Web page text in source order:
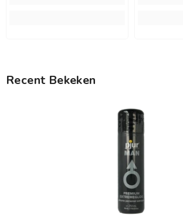
Recent Bekeken